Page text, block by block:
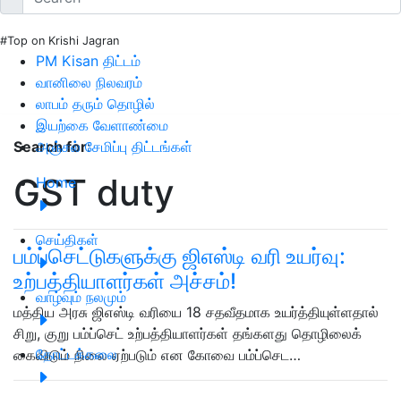
#Top on Krishi Jagran
PM Kisan திட்டம்
வானிலை நிலவரம்
லாபம் தரும் தொழில்
இயற்கை வேளாண்மை
அஞ்சல் சேமிப்பு திட்டங்கள்
Home
செய்திகள்
வாழ்வும் நலமும்
தோட்டக்கலை
Search for:
GST duty
பம்ப்செட்டுகளுக்கு ஜிஎஸ்டி வரி உயர்வு:
உற்பத்தியாளர்கள் அச்சம்!
மத்திய அரசு ஜிஎஸ்டி வரியை 18 சதவீதமாக உயர்த்தியுள்ளதால்
சிறு, குறு பம்ப்செட் உற்பத்தியாளர்கள் தங்களது தொழிலைக்
கைவிடும் நிலை ஏற்படும் என கோவை பம்ப்செட…